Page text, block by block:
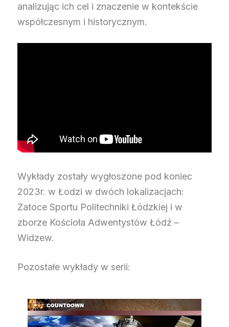
analizując ich cel i znaczenie w kontekście
współczesnym i historycznym.
Wykłady zostały wygłoszone pod koniec
2023r. w Łodzi w dwóch lokalizacjach:
Zatoce Sportu Politechniki Łódzkiej i w
zborze Kościoła Adwentystów Łódź –
Widzew.
Pozostałe wykłady w serii: